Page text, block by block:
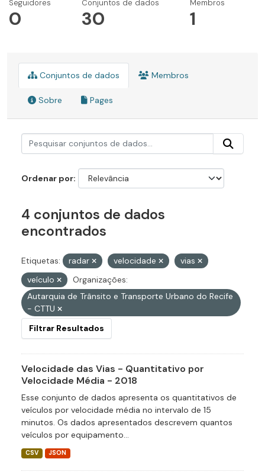
Seguidores
0
Conjuntos de dados
30
Membros
1
Conjuntos de dados Membros
Sobre Pages
Ordenar por
4 conjuntos de dados
encontrados
Etiquetas: radar velocidade
vias
veículo
Organizações:
Autarquia de Trânsito e Transporte Urbano do Recife
- CTTU
Filtrar Resultados
Velocidade das Vias - Quantitativo por
Velocidade Média - 2018
Esse conjunto de dados apresenta os quantitativos de
veículos por velocidade média no intervalo de 15
minutos. Os dados apresentados descrevem quantos
veículos por equipamento...
CSV JSON